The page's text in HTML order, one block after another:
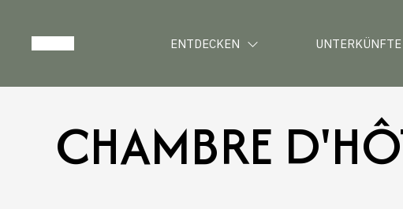
ENTDECKEN UNTERKÜNFTE
CHAMBRE